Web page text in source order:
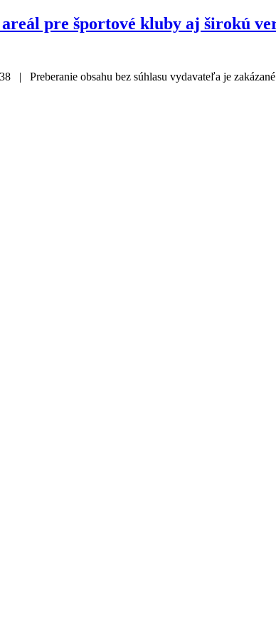
pre športové kluby aj širokú
Preberanie obsahu bez súhlasu vydavateľa je